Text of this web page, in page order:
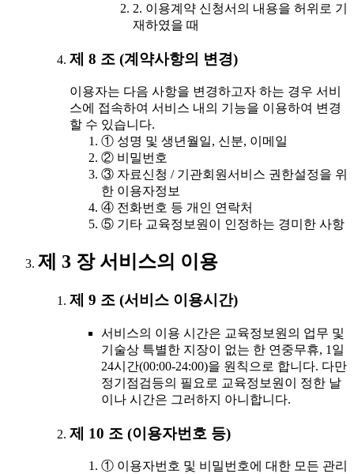
2. 이용계약 신청서의 내용을 허위로 기
재하였을 때
제 8 조 (계약사항의 변경)
이용자는 다음 사항을 변경하고자 하는 경우 서비
스에 접속하여 서비스 내의 기능을 이용하여 변경
할 수 있습니다.
① 성명 및 생년월일, 신분, 이메일
② 비밀번호
③ 자료신청 / 기관회원서비스 권한설정을 위
한 이용자정보
④ 전화번호 등 개인 연락처
⑤ 기타 교육정보원이 인정하는 경미한 사항
제 3 장 서비스의 이용
제 9 조 (서비스 이용시간)
서비스의 이용 시간은 교육정보원의 업무 및
기술상 특별한 지장이 없는 한 연중무휴, 1일
24시간(00:00-24:00)을 원칙으로 합니다. 다만
정기점검등의 필요로 교육정보원이 정한 날
이나 시간은 그러하지 아니합니다.
제 10 조 (이용자번호 등)
① 이용자번호 및 비밀번호에 대한 모든 관리